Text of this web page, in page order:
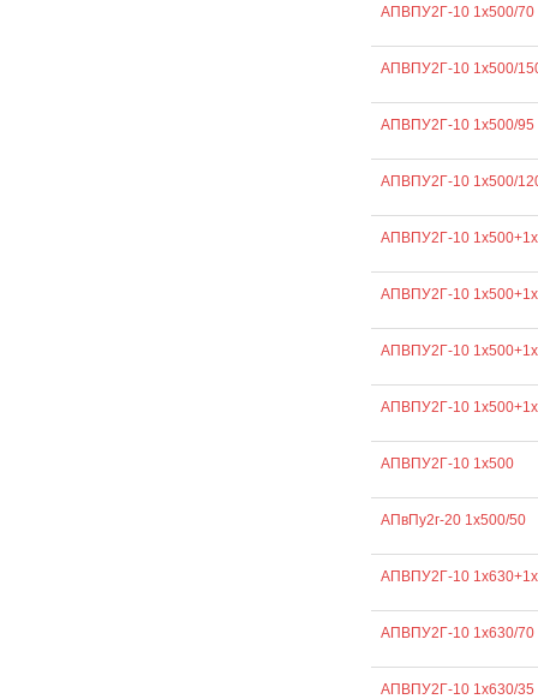
АПВПУ2Г-10 1х500/70
АПВПУ2Г-10 1х500/
АПВПУ2Г-10 1х500/95
АПВПУ2Г-10 1х500/
АПВПУ2Г-10
АПВПУ2Г-10
АПВПУ2Г-10
АПВПУ2Г-10
АПВПУ2Г-10 1х500
АПвПу2г-20 1х500/50
АПВПУ2Г-10
АПВПУ2Г-10 1х630/70
АПВПУ2Г-10 1х630/35